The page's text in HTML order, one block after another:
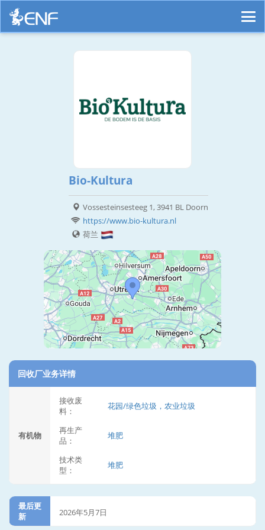
Bio-Kultura
Vossesteinsesteeg 1, 3941 BL Doorn
https://www.bio-kultura.nl
荷兰
回收厂业务详情
有机物
接收废
料：
花园/绿色垃圾，农业垃圾
再生产
品：
堆肥
技术类
型：
堆肥
最后更
新
2026年5月7日